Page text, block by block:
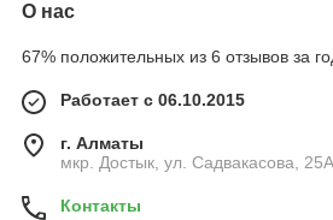
О нас
67% положительных из 6 отзывов за
Работает с 06.10.2015
г. Алматы
мкр. Достык, ул. Садвакасова,
Контакты